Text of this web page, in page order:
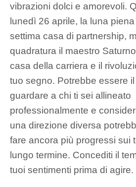
vibrazioni dolci e amorevoli.
lunedì 26 aprile, la luna
settima casa di partnership,
quadratura il maestro
casa della carriera e il
tuo segno. Potrebbe essere
guardare a chi ti sei allineato
professionalmente e
una direzione diversa
fare ancora più progressi sui
lungo termine. Concediti il
tuoi sentimenti prima di agire.